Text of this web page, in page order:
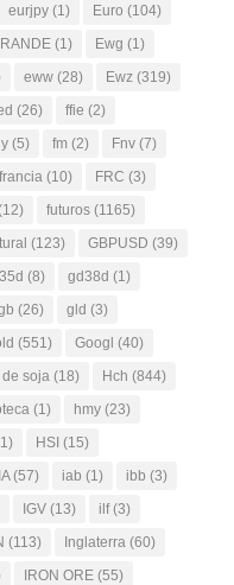
eurjpy (1) Euro (104)
(1) Ewg (1)
eww (28) Ewz (319)
(26) ffie (2)
(5) fm (2) Fnv (7)
francia (10) FRC (3)
futuros (1165)
(123) GBPUSD (39)
(8) gd38d (1)
(26) gld (3)
(551) Googl (40)
soja (18) Hch (844)
(1) hmy (23)
HSI (15)
IA(57) iab (1) ibb (3)
IGV (13) ilf(3)
(113) Inglaterra (60)
IRON ORE (55)